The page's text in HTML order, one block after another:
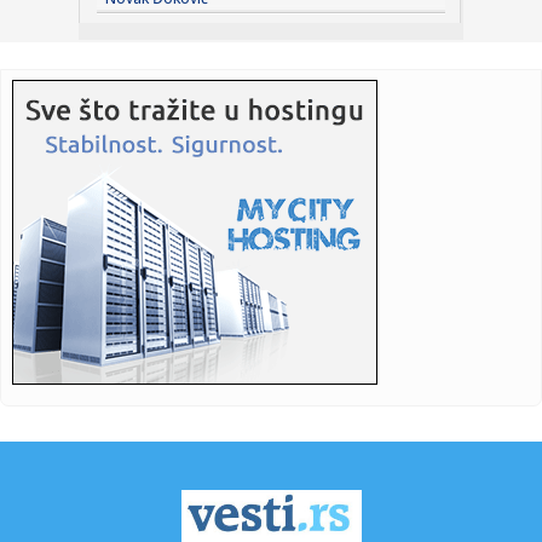
14:14: Jelena Karleuša nastupa na Danima šljive, voćarima nije do
pje...
14:14:
zatva...
14:13:Bez struje i bez vode u Beogradu, 8. i 9. avgust 2026.
14:13:Petrović: "Prijatelji iz Almerije pomogli da dođe Baba u
Partiz...
14:13:Zašto žene i dalje oklevaju upotrebu menstrualne čašice?
Očekuje se da požar u Ibarskoj klisuri kod Kraljeva uskoro